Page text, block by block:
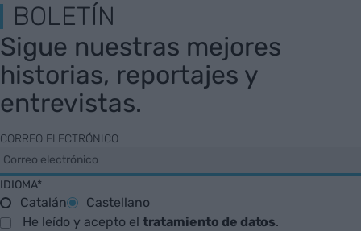
BOLETÍN
Sigue nuestras mejores
historias, reportajes y
entrevistas.
CORREO ELECTRÓNICO
IDIOMA*
Catalán
Castellano
He leído y acepto el tratamiento de datos.